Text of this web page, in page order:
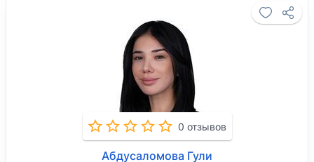
0 отзывов
Абдусаломова Гули